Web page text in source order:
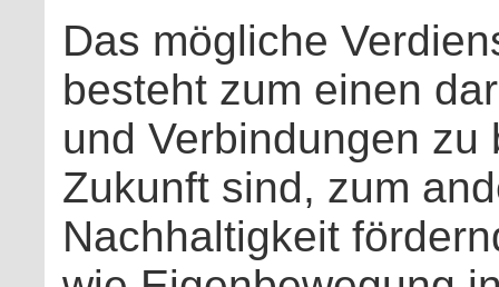
Das mögliche
besteht zum einen
und Verbindungen
Zukunft sind, zum
Nachhaltigkeit